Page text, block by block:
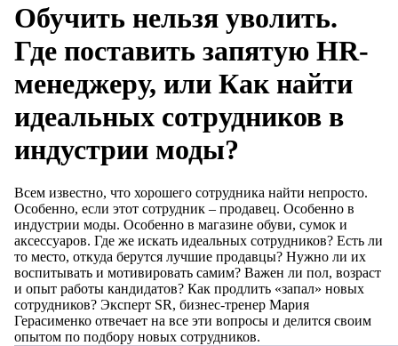
Обучить нельзя уволить.
Где поставить запятую HR-
менеджеру, или Как найти
идеальных сотрудников в
индустрии моды?
Всем известно, что хорошего сотрудника найти непросто.
Особенно, если этот сотрудник – продавец. Особенно в
индустрии моды. Особенно в магазине обуви, сумок и
аксессуаров. Где же искать идеальных сотрудников? Есть ли
то место, откуда берутся лучшие продавцы? Нужно ли их
воспитывать и мотивировать самим? Важен ли пол, возраст
и опыт работы кандидатов? Как продлить «запал» новых
сотрудников? Эксперт SR, бизнес-тренер Мария
Герасименко отвечает на все эти вопросы и делится своим
опытом по подбору новых сотрудников.